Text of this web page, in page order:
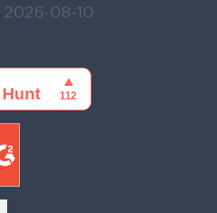
2026-08-10